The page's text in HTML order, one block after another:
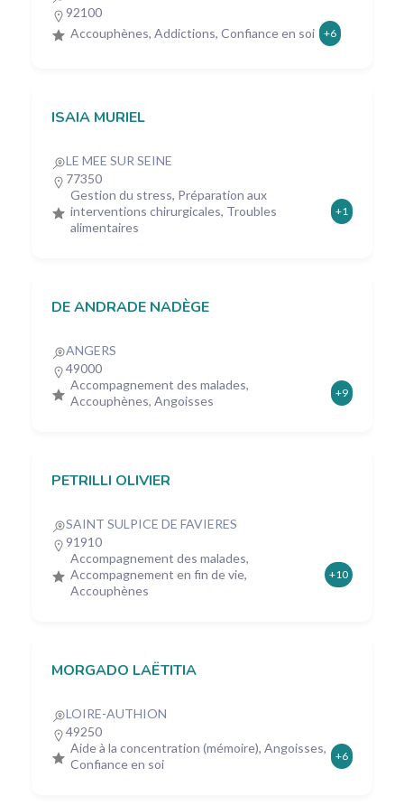
92100
Accouphènes, Addictions, Confiance en soi
+6
ISAIA MURIEL
LE MEE SUR SEINE
77350
Gestion du stress, Préparation aux
interventions chirurgicales, Troubles
alimentaires
+1
DE ANDRADE NADÈGE
ANGERS
49000
Accompagnement des malades,
Accouphènes, Angoisses
+9
PETRILLI OLIVIER
SAINT SULPICE DE FAVIERES
91910
Accompagnement des malades,
Accompagnement en fin de vie,
Accouphènes
+10
MORGADO LAËTITIA
LOIRE-AUTHION
49250
Aide à la concentration (mémoire), Angoisses,
Confiance en soi
+6